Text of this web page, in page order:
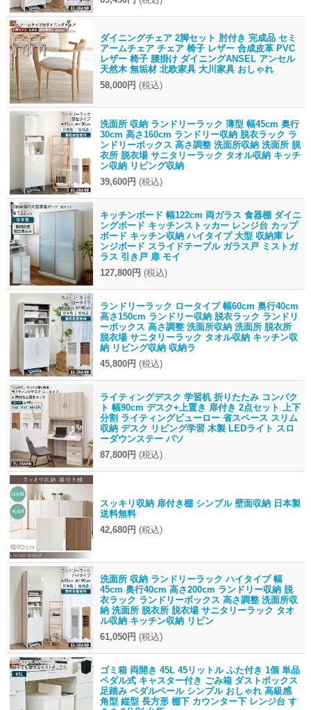
ダイニングチェア 2脚セット 肘付き 完成品 セミ
アームチェア チェア 椅子 レザー 合成皮革 PVC
レザー 椅子 腰掛け ダイニングANSEL アンセル
天然木 無垢材 北欧家具 大川家具 おしゃれ
58,000円 (税込)
洗面所 収納 ランドリーラック 薄型 幅45cm 奥行
30cm 高さ160cm ランドリー収納 脱衣ラック ラ
ンドリーボックス 高さ調整 洗面所収納 洗面所 脱
衣所 脱衣場 サニタリーラック タオル収納 キッチ
ン収納 リビング収納
39,600円 (税込)
キッチンボード 幅122cm 両ガラス 食器棚 ダイニ
ングボード キッチンストッカー レンジ台 カップ
ボード キッチン収納 ハイタイプ 大型 収納庫 レ
ンジボード スライドテーブル ガラス戸 ミストガ
ラス 引き戸 扉 モイ
127,800円 (税込)
ランドリーラック ロータイプ 幅60cm 奥行40cm
高さ150cm ランドリー収納 脱衣ラック ランドリ
ーボックス 高さ調整 洗面所収納 洗面所 脱衣所
脱衣場 サニタリーラック タオル収納 キッチン収
納 リビング収納 収納ラ
45,800円 (税込)
ライティングデスク 学習机 折りたたみ コンパク
ト 幅90cm デスク+上置き 扉付き 2点セット 上下
分割 ライティングビューロー 省スペース スリム
収納 デスク リビング学習 木製 LEDライト スロ
ーダウンステー パソ
87,800円 (税込)
スッキリ収納 扉付き棚 シンプル 壁面収納 日本製
送料無料
42,680円 (税込)
洗面所 収納 ランドリーラック ハイタイプ 幅
45cm 奥行40cm 高さ200cm ランドリー収納 脱
衣ラック ランドリーボックス 高さ調整 洗面所収
納 洗面所 脱衣所 脱衣場 サニタリーラック タオ
ル収納 キッチン収納 リビン
61,050円 (税込)
ゴミ箱 両開き 45L 45リットル ふた付き 1個 単品
ペダル式 キャスター付き ごみ箱 ダストボックス
足踏み ペダルペール シンプル おしゃれ 高級感
角型 縦型 長方形 棚下 カウンター下 レンジ台 す